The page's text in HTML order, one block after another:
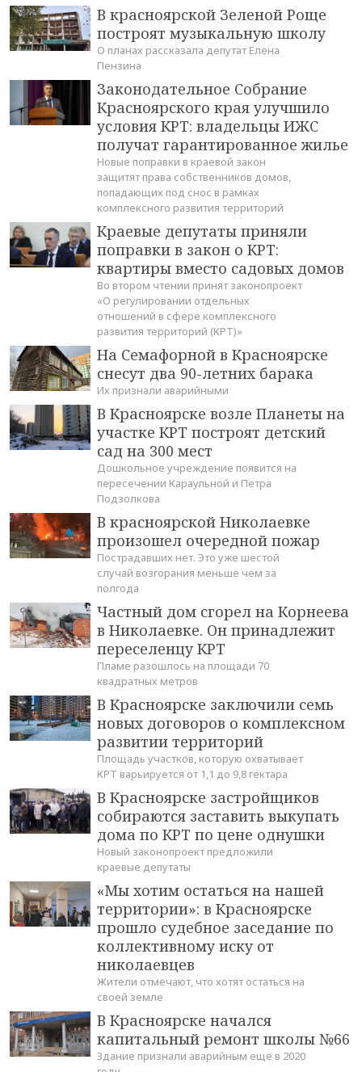
В красноярской Зеленой Роще
построят музыкальную школу
О планах рассказала депутат Елена
Пензина
Законодательное Собрание
Красноярского края улучшило
условия КРТ: владельцы ИЖС
получат гарантированное жилье
Новые поправки в краевой закон
защитят права собственников домов,
попадающих под снос в рамках
комплексного развития территорий
Краевые депутаты приняли
поправки в закон о КРТ:
квартиры вместо садовых домов
Во втором чтении принят законопроект
«О регулировании отдельных
отношений в сфере комплексного
развития территорий (КРТ)»
На Семафорной в Красноярске
снесут два 90-летних барака
Их признали аварийными
В Красноярске возле Планеты на
участке КРТ построят детский
сад на 300 мест
Дошкольное учреждение появится на
пересечении Караульной и Петра
Подзолкова
В красноярской Николаевке
произошел очередной пожар
Пострадавших нет. Это уже шестой
случай возгорания меньше чем за
полгода
Частный дом сгорел на Корнеева
в Николаевке. Он принадлежит
переселенцу КРТ
Пламе разошлось на площади 70
квадратных метров
В Красноярске заключили семь
новых договоров о комплексном
развитии территорий
Площадь участков, которую охватывает
КРТ варьируется от 1,1 до 9,8 гектара
В Красноярске застройщиков
собираются заставить выкупать
дома по КРТ по цене однушки
Новый законопроект предложили
краевые депутаты
«Мы хотим остаться на нашей
территории»: в Красноярске
прошло судебное заседание по
коллективному иску от
николаевцев
Жители отмечают, что хотят остаться на
своей земле
В Красноярске начался
капитальный ремонт школы №66
Здание признали аварийным ещё в 2020